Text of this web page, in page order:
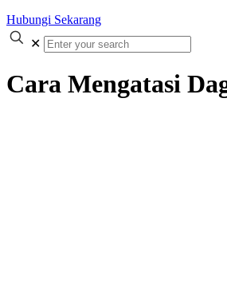
Hubungi Sekarang
✕
Cara Mengatasi